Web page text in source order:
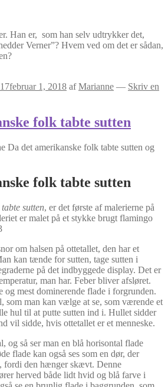
Han er, som han selv udtrykker det,
Verner”? Hvem ved om det er sådan,
februar 1, 2018 afMarianne — Skriv en
folk tabte sutten
folk tabte sutten
sutten, er det første af malerierne på
er malet på et stykke brugt flamingo
om halsen på ottetallet, den har et
kan tænde for sutten, tage sutten i
på det indbyggede display. Det er
man har. Feber bliver afsløret.
og mest dominerende flade i forgrunden.
som man kan vælge at se, som værende et
hul til at putte sutten ind i. Hullet sidder
vil sidde, hvis ottetallet er et menneske.
og så ser man en blå horisontal flade
flade kan også ses som en dør, der
fordi den hænger skævt. Denne
herved både lidt hvid og blå farve i